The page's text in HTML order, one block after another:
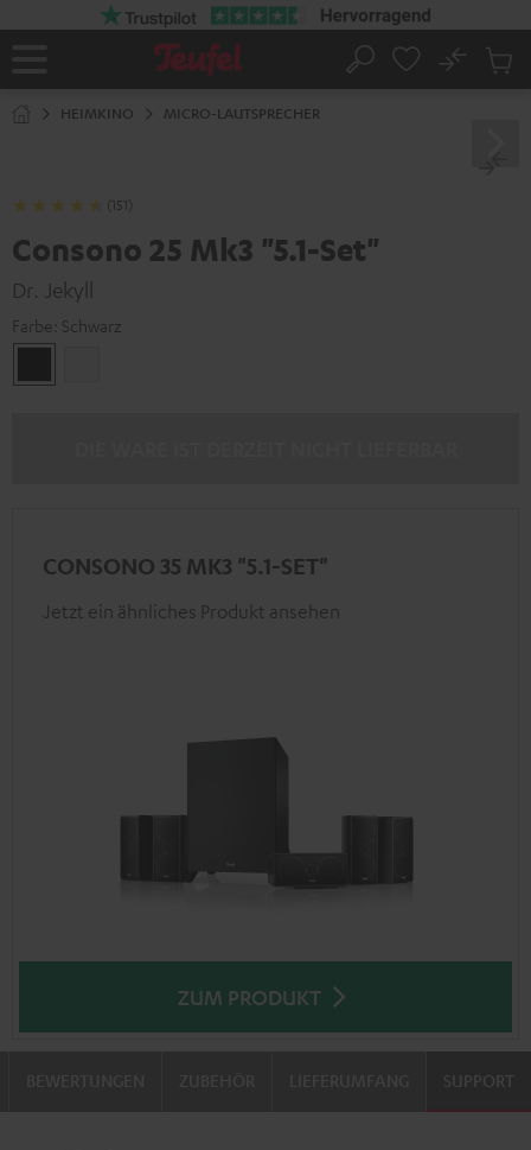
Startseite
Suche
No
HEIMKINO MICRO-LAUTSPRECHER
(151)
Consono 25 Mk3 "5.1-Set"
Dr. Jekyll
Farbe: Schwarz
CONSONO 35 MK3 "5.1-SET"
Jetzt ein ähnliches Produkt ansehen
ZUM PRODUKT
SUPPORT